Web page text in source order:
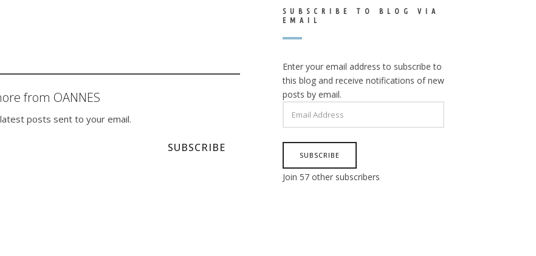
from OANNES
posts sent to your email.
SUBSCRIBE
SUBSCRIBE TO BLOG VIA
EMAIL
Enter your email address to subscribe to
this blog and receive notifications of new
posts by email.
ADDRESS
SUBSCRIBE
Join 57 other subscribers